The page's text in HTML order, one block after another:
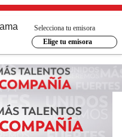
Selecciona tu emisora
Elige tu emisora